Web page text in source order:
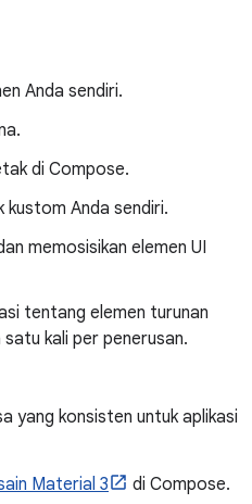
Anda sendiri.
di Compose.
Anda sendiri.
memosisikan elemen UI
tentang elemen turunan
kali per penerusan.
yang konsisten untuk aplikasi
Material 3
di Compose.